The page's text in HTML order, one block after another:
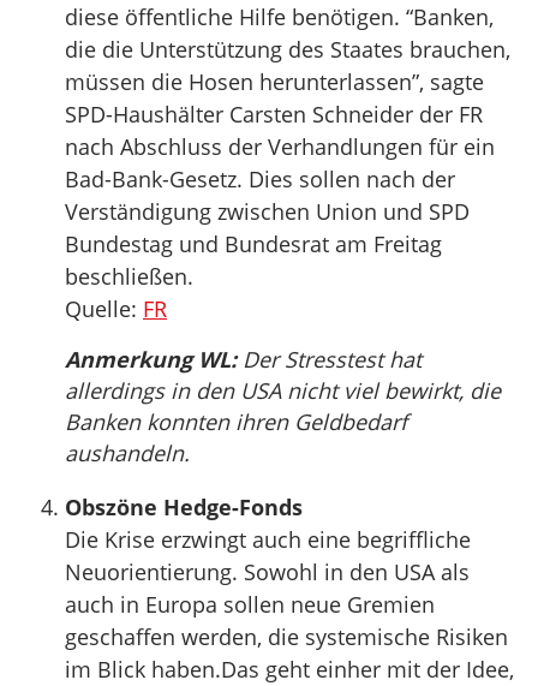
diese öffentliche Hilfe benötigen. “Banken,
die die Unterstützung des Staates brauchen,
müssen die Hosen herunterlassen”, sagte
SPD-Haushälter Carsten Schneider der FR
nach Abschluss der Verhandlungen für ein
Bad-Bank-Gesetz. Dies sollen nach der
Verständigung zwischen Union und SPD
Bundestag und Bundesrat am Freitag
beschließen.
Quelle: FR
Anmerkung WL:Der Stresstest hat
allerdings in den USA nicht viel bewirkt, die
Banken konnten ihren Geldbedarf
aushandeln.
Obszöne Hedge-Fonds
Die Krise erzwingt auch eine begriffliche
Neuorientierung. Sowohl in den USA als
auch in Europa sollen neue Gremien
geschaffen werden, die systemische Risiken
im Blick haben.Das geht einher mit der Idee,